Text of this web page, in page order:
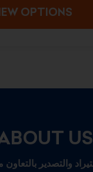
OPTIONS
US